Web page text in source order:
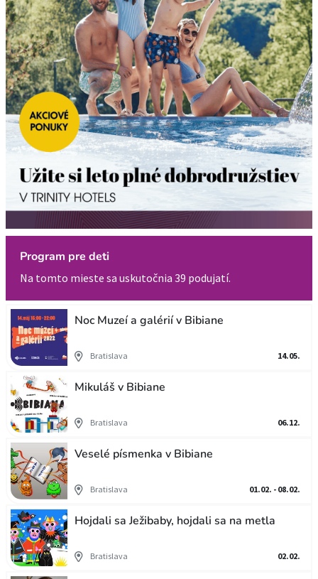
Program pre deti
Na tomto mieste sa uskutočnia 39 podujatí.
Noc Muzeí a galérií v Bibiane
Bratislava 14.05.
Mikuláš v Bibiane
Bratislava 06.12.
Veselé písmenka v Bibiane
Bratislava 01.02. - 08.02.
Hojdali sa Ježibaby, hojdali sa na metla
Bratislava 02.02.